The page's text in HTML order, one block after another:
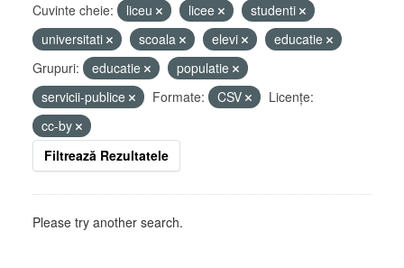
Cuvinte cheie: liceu licee
studenti
universitati
scoala elevi
educatie
Grupuri:
educatie
populatie
servicii-publice
Formate: CSV
Licenţe:
cc-by
Filtrează Rezultatele
Please try another search.